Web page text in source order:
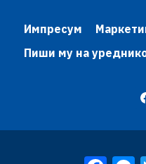
Импресум
Пиши му на